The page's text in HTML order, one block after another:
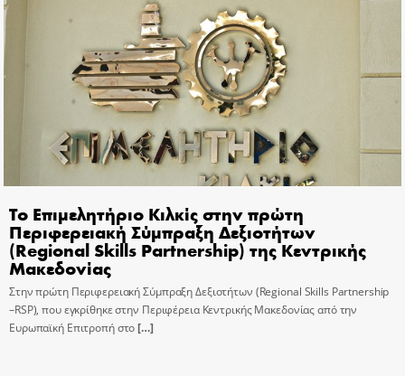
Το Επιμελητήριο Κιλκίς στην πρώτη
Περιφερειακή Σύμπραξη Δεξιοτήτων
(Regional Skills Partnership) της Κεντρικής
Μακεδονίας
Στην πρώτη Περιφερειακή Σύμπραξη Δεξιοτήτων (Regional Skills Partnership
–RSP), που εγκρίθηκε στην Περιφέρεια Κεντρικής Μακεδονίας από την
Ευρωπαϊκή Επιτροπή στο[…]